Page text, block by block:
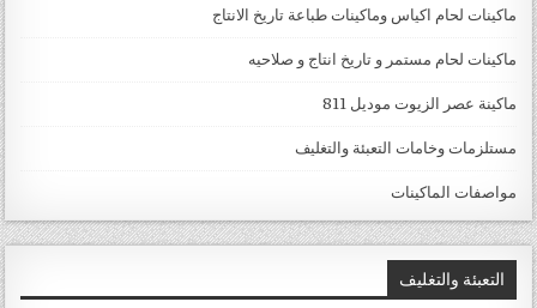
ماكينات لحام اكياس وماكينات طباعة تاريخ الانتاج
ماكينات لحام مستمر و تاريخ انتاج و صلاحيه
ماكينة عصر الزيوت موديل 811
مستلزمات وخامات التعبئة والتغليف
مواصفات الماكينات
التعبئة والتغليف